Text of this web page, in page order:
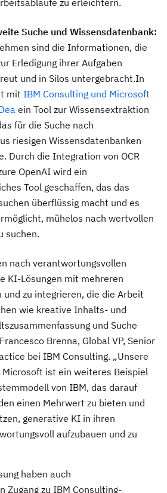
zu erleichtern.
Suche und Wissensdatenbank:
sind die Informationen, die
Erledigung ihrer Aufgaben
und in Silos untergebracht.In
mit IBM Consulting und Microsoft
ein Tool zur Wissensextraktion
für die Suche nach
riesigen Wissensdatenbanken
Durch die Integration von OCR
OpenAI wird ein
Tool geschaffen, das das
überflüssig macht und es
mühelos nach wertvollen
suchen.
nach verantwortungsvollen
KI-Lösungen mit mehreren
und zu integrieren, die die Arbeit
wie kreative Inhalts- und
und Suche
Brenna, Global VP, Senior
bei IBM Consulting. „Unsere
ist ein weiteres Beispiel
von IBM, das darauf
einen Mehrwert zu bieten und
generative KI in ihren
aufzubauen und zu
haben auch
Zugang zu IBM Consulting-